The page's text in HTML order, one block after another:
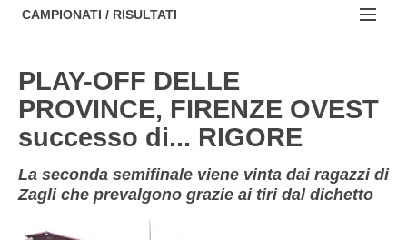
AREZZO
GROSSETO
LIVORNO
MASSA CARRARA
PISA
NOTIZIE:
Le iniziative di TOSCANA GOL
Beach soccer
FIGC Toscana
Calcio femminile
CAMPIONATI / RISULTATI
NAZIONALI
REGIONALI
PLAY-OFF DELLE
PROVINCE, FIRENZE OVEST
successo di... RIGORE
La seconda semifinale viene vinta dai ragazzi di
Zagli che prevalgono grazie ai tiri dal dichetto